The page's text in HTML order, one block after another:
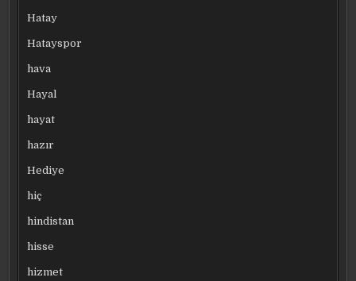
Hatay
Hatayspor
hava
Hayal
hayat
hazır
Hediye
hiç
hindistan
hisse
hizmet